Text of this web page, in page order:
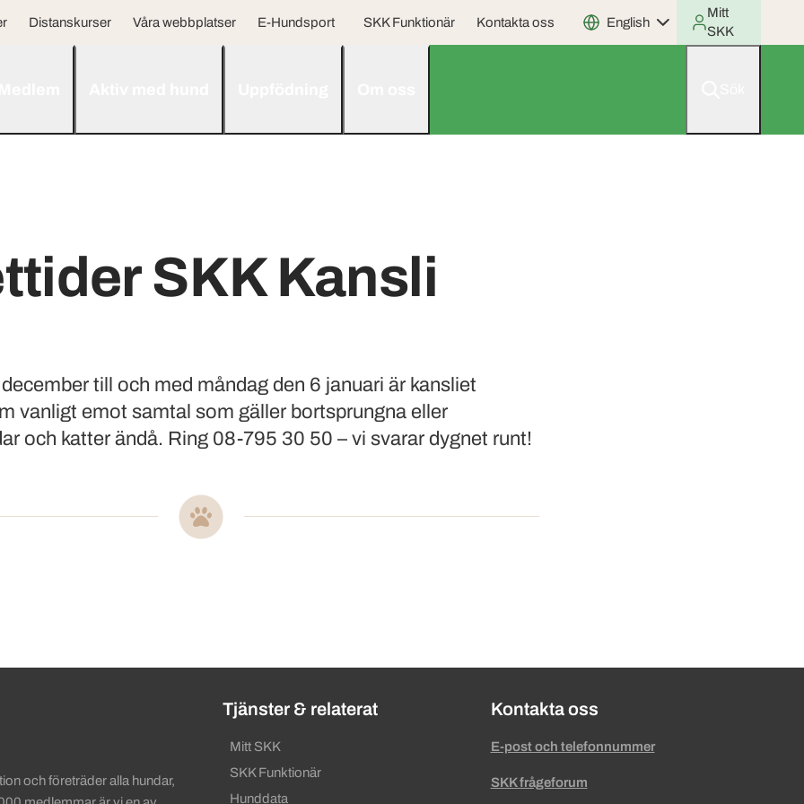
Distanskurser Våra webbplatser E-Hundsport SKK Funktionär Kontakta oss English
Mitt
SKK
SKK Kansli
till och med måndag den 6 januari är kansliet
vanligt emot samtal som gäller bortsprungna eller
och katter ändå. Ring 08-795 30 50 – vi svarar dygnet runt!
länkar
och företräder alla hundar,
Tjänster & relaterat
Mitt SKK
SKK Funktionär
Hunddata
Kontakta oss
E-post och telefonnummer
SKK frågeforum